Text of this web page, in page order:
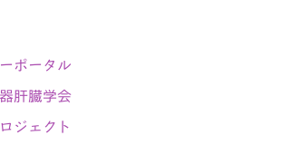
ポータル
肝臓学会
ジェクト